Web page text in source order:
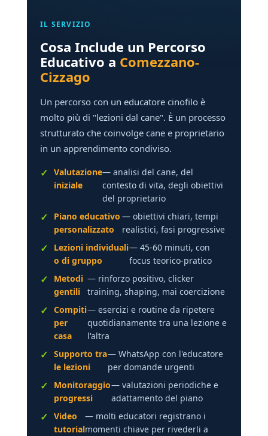
IL SERVIZIO
Cosa Include un Percorso
Educativo a Comezzano-
Cizzago
Un percorso con un educatore cinofilo è
molto più di "lezioni dal cane". È un processo
strutturato che coinvolge cane e proprietario
in un apprendimento condiviso.
Valutazione
iniziale
— analisi del cane, del
contesto di vita, degli obiettivi
del proprietario
Piano educativo
personalizzato
— obiettivi chiari, tempi
realistici, fasi progressive
Lezioni individuali
o di gruppo
— 45-60 minuti, con
focus teorico-pratico
Metodi
gentili
— rinforzo positivo, clicker
training, shaping, mai coercizione
Compiti
per
casa
— esercizi e routine da ripetere
quotidianamente tra una lezione e
l'altra
Supporto tra
le lezioni
— WhatsApp con l'educatore
per domande urgenti
Monitoraggio
progressi
— valutazioni periodiche e
adattamento del piano
Video
tutorial
— molti educatori registrano i
momenti chiave per rivederli a